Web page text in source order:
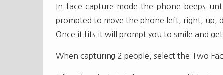
In face capture mode the phone beeps
prompted to move the phone left, right, up,
Once it fits it will prompt you to smile and
When capturing 2 people, select the Two